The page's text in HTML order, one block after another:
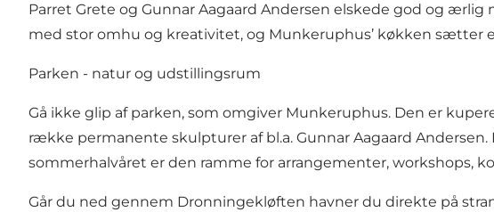
Parret Grete og Gunnar Aagaard Andersen elskede god og
med stor omhu og kreativitet, og Munkeruphus’ køkken sætter
Parken - natur og udstillingsrum
Gå ikke glip af parken, som omgiver Munkeruphus. Den er
række permanente skulpturer af bl.a. Gunnar Aagaard
sommerhalvåret er den ramme for arrangementer, workshops,
Går du ned gennem Dronningekløften havner du direkte på